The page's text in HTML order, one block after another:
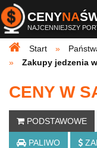
CENYNA
NAJCENNIEJSZY
Start
Zakupy jedzenia
CENY W
PODSTAWOWE
PALIWO